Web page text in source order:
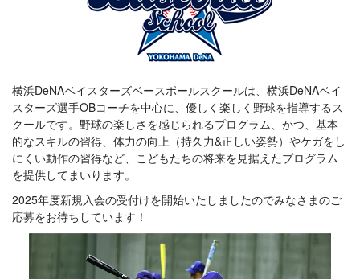
横浜DeNAベイスターズベースボールスクールは、横浜DeNAベイ
スターズ選手OBコーチを中心に、優しく楽しく野球を指導するス
クールです。野球の楽しさを感じられるプログラム、かつ、基本
的なスキルの習得、体力の向上（持久力&正しい姿勢）やケガをし
にくい動作の習得など、こどもたちの将来を見据えたプログラム
を提供してまいります。
2025年度新規入会の受付けを開始いたしましたのでみなさまのご
応募をお待ちしています！